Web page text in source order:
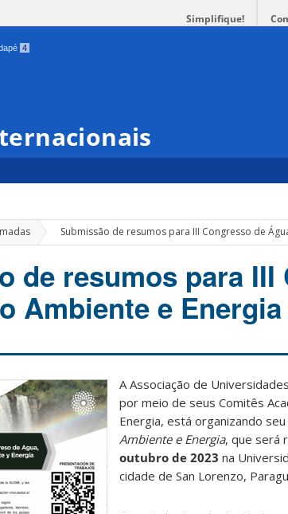
Simplifique!
4
» Submissão de resumos para III Congresso de
de resumos para III
Ambiente e Energia
A Associação de
por meio de seus Comitês
Energia, está organizando seu
Ambiente e Energia, que será
outubro de 2023 na
cidade de San Lorenzo,